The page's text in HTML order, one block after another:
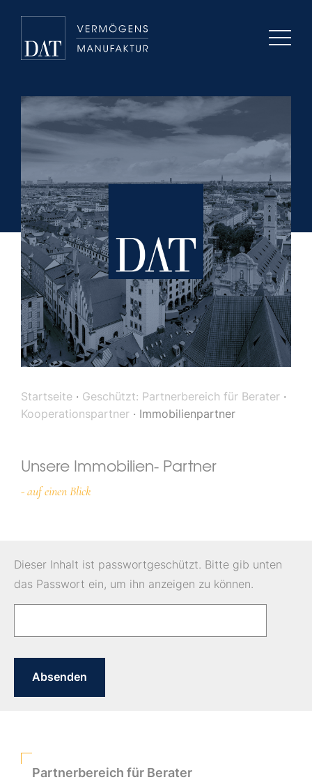
Beratung & Lösungen
Über uns
Karriere
Kontakt
T +49 (0)89 / 96 057 290 M info@dat-ag.de
Startseite · Geschützt: Partnerbereich für Berater ·
Kooperationspartner · Immobilienpartner
Unsere Immobilien- Partner
- auf einen Blick
Dieser Inhalt ist passwortgeschützt. Bitte gib unten
das Passwort ein, um ihn anzeigen zu können.
Partnerbereich für Berater